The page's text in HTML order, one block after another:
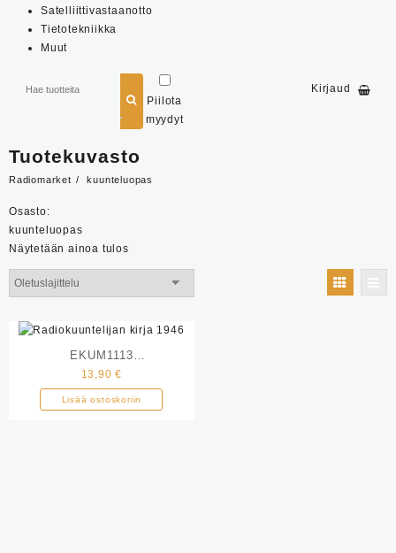
Satelliittivastaanotto
Tietotekniikka
Muut
Piilota
myydyt
Kirjaudu
Tuotekuvasto
Radiomarket kuunteluopas
Osasto:
kuunteluopas
Näytetään ainoa tulos
EKUM1113
Radiokuuntelijan kirja 1946
13,90€
Lisää ostoskoriin